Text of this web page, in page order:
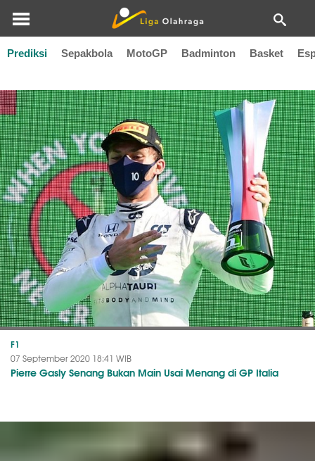
Prediksi Sepakbola MotoGP Badminton Basket
Formula One 2020
F1
07 September 2020 18:41 WIB
Pierre Gasly Senang Bukan Main Usai Menang di GP Italia